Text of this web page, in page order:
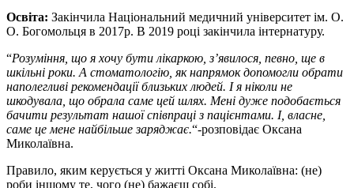
Освіта: Закінчила Національний медичний університет ім. О.
О. Богомольця в 2017р. В 2019 році закінчила інтернатуру.
“Розуміння, що я хочу бути лікаркою, з’явилося, певно, ще в
шкільні роки. А стоматологію, як напрямок допомогли обрати
наполегливі рекомендації близьких людей. І я ніколи не
шкодувала, що обрала саме цей шлях. Мені дуже подобається
бачити результат нашої співпраці з пацієнтами. І, власне,
саме це мене найбільше заряджає.“-розповідає Оксана
Миколаївна.
Правило, яким керується у житті Оксана Миколаївна: (не)
роби іншому те, чого (не) бажаєш собі.